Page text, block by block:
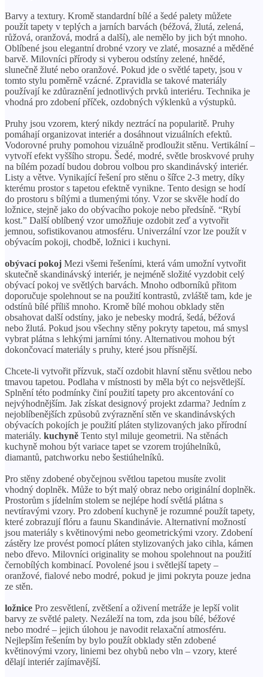
Barvy a textury. Kromě standardní bílé a šedé palety můžete
použít tapety v teplých a jarních barvách (béžová, žlutá, zelená,
růžová, oranžová, modrá a další), ale nemělo by jich být mnoho.
Oblíbené jsou elegantní drobné vzory ve zlaté, mosazné a měděné
barvě. Milovníci přírody si vyberou odstíny zelené, hnědé,
slunečně žluté nebo oranžové. Pokud jde o světlé tapety, jsou v
tomto stylu poměrně vzácné. Zpravidla se takové materiály
používají ke zdůraznění jednotlivých prvků interiéru. Technika je
vhodná pro zdobení příček, ozdobných výklenků a výstupků.
Pruhy jsou vzorem, který nikdy neztrácí na popularitě. Pruhy
pomáhají organizovat interiér a dosáhnout vizuálních efektů.
Vodorovné pruhy pomohou vizuálně prodloužit stěnu. Vertikální –
vytvoří efekt vyššího stropu. Šedé, modré, světle broskvové pruhy
na bílém pozadí budou dobrou volbou pro skandinávský interiér.
Listy a větve. Vynikající řešení pro stěnu o šířce 2-3 metry, díky
kterému prostor s tapetou efektně vynikne. Tento design se hodí
do prostoru s bílými a tlumenými tóny. Vzor se skvěle hodí do
ložnice, stejně jako do obývacího pokoje nebo předsíně. “Rybí
kost.” Další oblíbený vzor umožňuje ozdobit zeď a vytvořit
jemnou, sofistikovanou atmosféru. Univerzální vzor lze použít v
obývacím pokoji, chodbě, ložnici i kuchyni.
obývací pokoj Mezi všemi řešeními, která vám umožní vytvořit
skutečně skandinávský interiér, je nejméně složité vyzdobit celý
obývací pokoj ve světlých barvách. Mnoho odborníků přitom
doporučuje spolehnout se na použití kontrastů, zvláště tam, kde je
odstínů bílé příliš mnoho. Kromě bílé mohou obklady stěn
obsahovat další odstíny, jako je nebesky modrá, šedá, béžová
nebo žlutá. Pokud jsou všechny stěny pokryty tapetou, má smysl
vybrat plátna s lehkými jarními tóny. Alternativou mohou být
dokončovací materiály s pruhy, které jsou přísnější.
Chcete-li vytvořit přízvuk, stačí ozdobit hlavní stěnu světlou nebo
tmavou tapetou. Podlaha v místnosti by měla být co nejsvětlejší.
Splnění této podmínky činí použití tapety pro akcentování co
nejvýhodnějším. Jak získat designový projekt zdarma? Jedním z
nejoblíbenějších způsobů zvýraznění stěn ve skandinávských
obývacích pokojích je použití pláten stylizovaných jako přírodní
materiály. kuchyně Tento styl miluje geometrii. Na stěnách
kuchyně mohou být variace tapet se vzorem trojúhelníků,
diamantů, patchworku nebo šestiúhelníků.
Pro stěny zdobené obyčejnou světlou tapetou musíte zvolit
vhodný doplněk. Může to být malý obraz nebo originální doplněk.
Prostorům s jídelním stolem se nejlépe hodí světlá plátna s
nevtíravými vzory. Pro zdobení kuchyně je rozumné použít tapety,
které zobrazují flóru a faunu Skandinávie. Alternativní možností
jsou materiály s květinovými nebo geometrickými vzory. Zdobení
zástěry lze provést pomocí pláten stylizovaných jako cihla, kámen
nebo dřevo. Milovníci originality se mohou spolehnout na použití
černobílých kombinací. Povolené jsou i světlejší tapety –
oranžové, fialové nebo modré, pokud je jimi pokryta pouze jedna
ze stěn.
ložnice Pro zesvětlení, zvětšení a oživení metráže je lepší volit
barvy ze světlé palety. Nezáleží na tom, zda jsou bílé, béžové
nebo modré – jejich úlohou je navodit relaxační atmosféru.
Nejlepším řešením by bylo použít obklady stěn zdobené
květinovými vzory, liniemi bez ohybů nebo vln – vzory, které
dělají interiér zajímavější.